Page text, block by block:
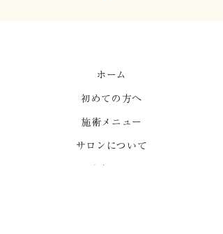
はりって痛くないです
ホーム
初めての方へ
施術メニュー
サロンについて